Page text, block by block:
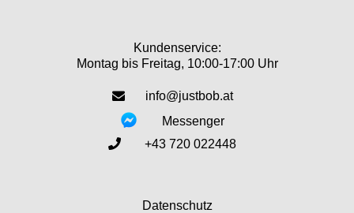
Kundenservice:
Montag bis Freitag, 10:00-17:00 Uhr
info@justbob.at
Messenger
+43 720 022448
Datenschutz